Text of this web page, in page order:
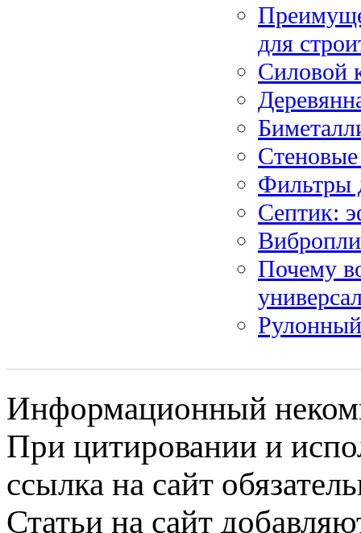
для
Силовой
Фильтры
Септик:
Почему
Рулонный
Информационный
При цитировании и
ссылка на сайт
Статьи на сайт